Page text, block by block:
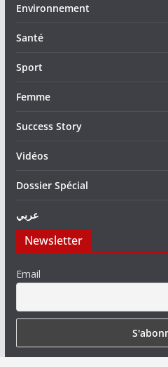
Environnement
Santé
Sport
Femme
Success Story
Vidéos
Dossier Spécial
عربي
Newsletter
Email